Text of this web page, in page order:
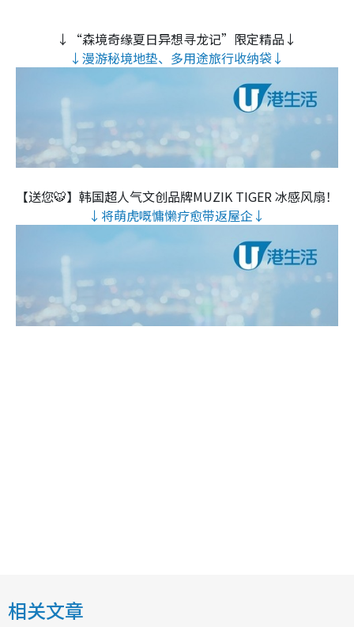
↓“森境奇缘夏日异想寻龙记”限定精品↓
↓漫游秘境地垫、多用途旅行收纳袋↓
【送您🐯】韩国超人气文创品牌MUZIK TIGER 冰感风扇！
↓将萌虎嘅慵懒疗愈带返屋企↓
相关文章